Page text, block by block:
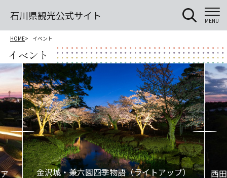
石川県観光公式サイト MENU
HOME イベント
イベント